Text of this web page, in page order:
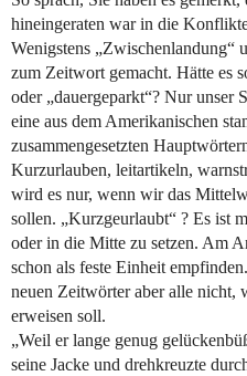
hineingeraten war in die
Wenigstens „Zwischenlandung“
zum Zeitwort gemacht. Hätte es
oder „dauergeparkt“? Nur unser
eine aus dem Amerikanischen
zusammengesetzten
Kurzurlauben, leitartikeln,
wird es nur, wenn wir das
sollen. „Kurzgeurlaubt“ ? Es ist
oder in die Mitte zu setzen. Am
schon als feste Einheit
neuen Zeitwörter aber alle nicht,
erweisen soll.
„Weil er lange genug
seine Jacke und drehkreuzte